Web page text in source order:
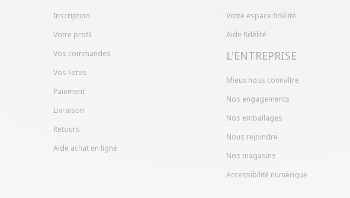
Inscription
Votre profil
Vos commandes
Vos listes
Paiement
Livraison
Retours
Aide achat en ligne
Votre espace fidélité
Aide fidélité
L'ENTREPRISE
Mieux nous connaître
Nos engagements
Nos emballages
Nous rejoindre
Nos magasins
Accessibilité numérique